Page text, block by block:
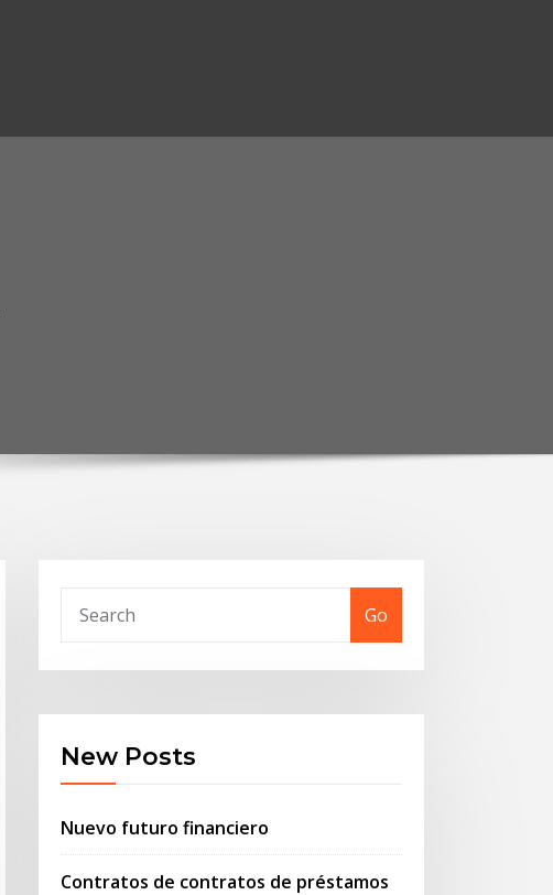
Go
New Posts
Nuevo futuro financiero
Contratos de contratos de préstamos